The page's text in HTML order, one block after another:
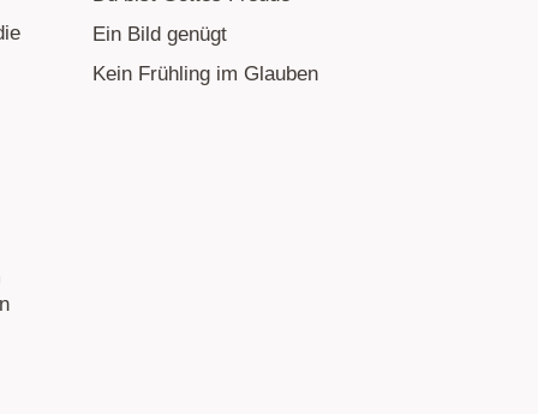
Ein Bild genügt
Kein Frühling im Glauben